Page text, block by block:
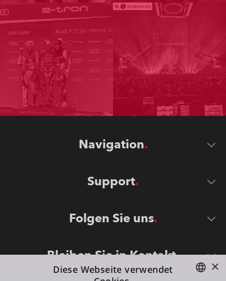
Navigation
Support
Folgen Sie uns
Bleiben Sie in Kontakt
×
Diese Webseite verwendet